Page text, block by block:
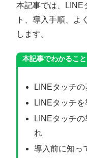
本記事では、LINE
ト、導入手順、よ
します。
本記事でわかること
LINEタッチ
LINEタッチ
LINEタッチ
れ
導入前に知っ